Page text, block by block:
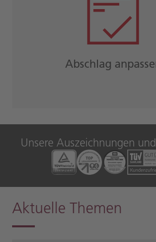
Abschlag
Unsere Auszeichnungen
Aktuelle Themen